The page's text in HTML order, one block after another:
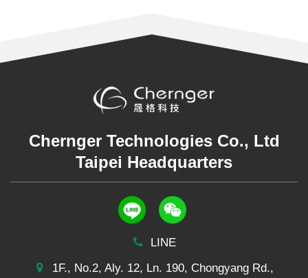
Chernger Technologies Co., Ltd
Taipei Headquarters
LINE
1F., No.2, Aly. 12, Ln. 190, Chongyang Rd.,